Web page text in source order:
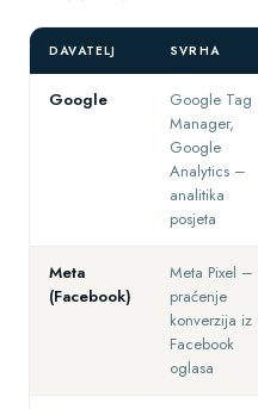
DAVATELJ SVRHA
Google
Google Tag
Manager,
Google
Analytics –
analitika
posjeta
Meta
(Facebook)
Meta Pixel –
praćenje
konverzija iz
Facebook
oglasa